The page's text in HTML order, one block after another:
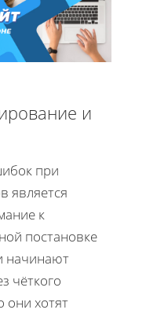
и
при
является
к
постановке
начинают
чёткого
они хотят